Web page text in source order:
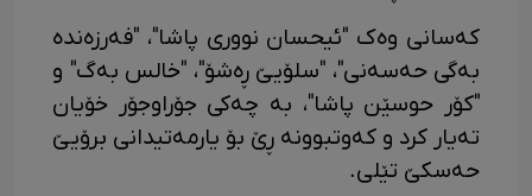
کەسانی وەک "ئیحسان نووری پاشا"، "فەرزەندە
بەگی حەسەنی"، "سلۆیێ ڕەشۆ"، "خالس بەگ" و
"کۆر حوسێن پاشا"، بە چەکی جۆراوجۆر خۆیان
تەیار کرد و کەوتبوونە ڕێ بۆ یارمەتیدانی برۆیێ
حەسکێ تێلی.